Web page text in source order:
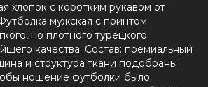
хлопок с коротким рукавом от
мужская с принтом
но плотного турецкого
качества. Состав: премиальный
и структура ткани подобраны
ношение футболки было